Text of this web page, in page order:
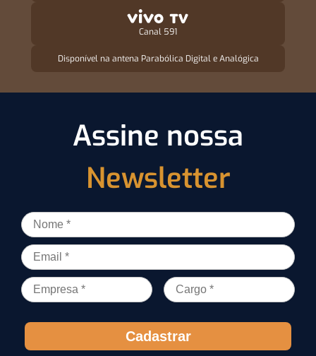
Canal 591
Disponível na antena Parabólica Digital e Analógica
Assine nossa
Newsletter
Cadastrar